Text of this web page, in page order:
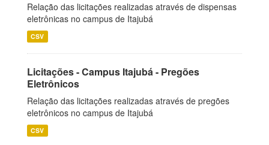
Relação das licitações realizadas através de dispensas
eletrônicas no campus de Itajubá
CSV
Licitações - Campus Itajubá - Pregões
Eletrônicos
Relação das licitações realizadas através de pregões
eletrônicos no campus de Itajubá
CSV